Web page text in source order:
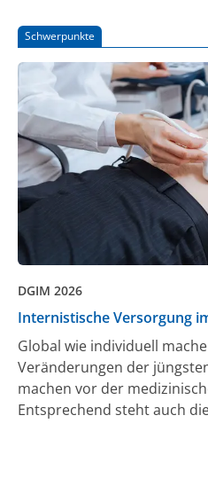
Schwerpunkte
DGIM 2026
Internistische Versorgung
Global wie individuell
Veränderungen der
machen vor der
Entsprechend steht auch